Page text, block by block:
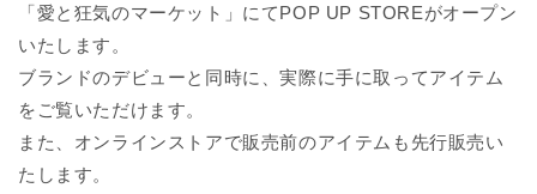
「愛と狂気のマーケット」にてPOP UP STOREがオープン
いたします。
ブランドのデビューと同時に、実際に手に取ってアイテム
をご覧いただけます。
また、オンラインストアで販売前のアイテムも先行販売い
たします。